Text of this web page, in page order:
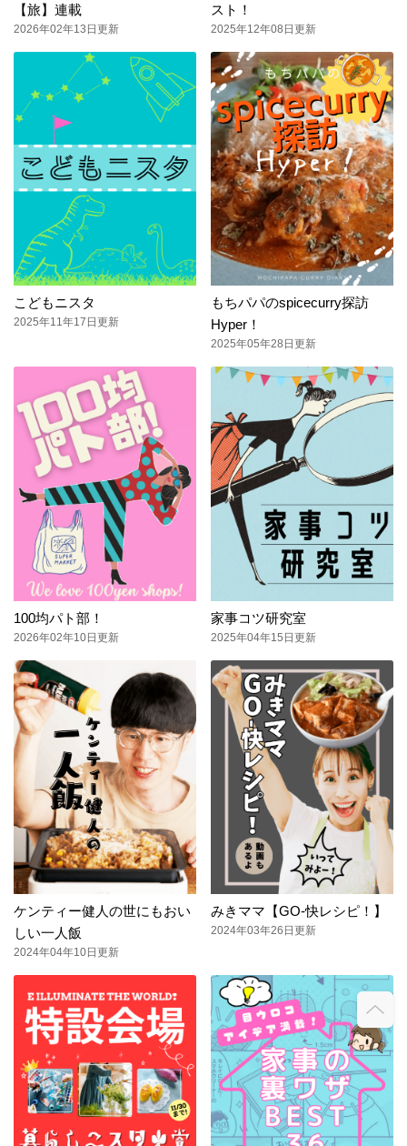
【旅】連載
2026年02年13日更新
スト！
2025年12年08日更新
こどもニスタ
2025年11年17日更新
もちパパのspicecurry探訪
Hyper！
2025年05年28日更新
100均パト部！
2026年02年10日更新
家事コツ研究室
2025年04年15日更新
ケンティー健人の世にもおい
しい一人飯
2024年04年10日更新
みきママ【GO-快レシピ！】
2024年03年26日更新